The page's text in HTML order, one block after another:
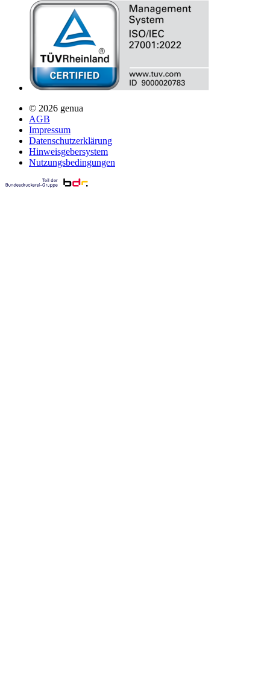
© 2026 genua
AGB
Impressum
Datenschutzerklärung
Hinweisgebersystem
Nutzungsbedingungen